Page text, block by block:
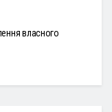
власного